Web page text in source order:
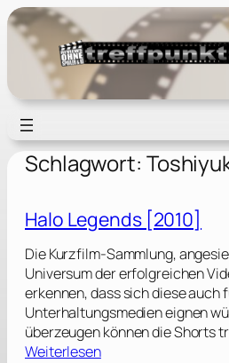
Zum
Inhalt
springen
Schlagwort:
Halo Legends [2010]
Die Kurzfilm-Sammlung,
Universum der erfolgreichen
erkennen, dass sich diese auch
Unterhaltungsmedien eignen
überzeugen können die Shorts
Weiterlesen: